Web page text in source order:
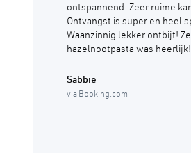
ontspannend. Zeer ruime
Ontvangst is super en heel
Waanzinnig lekker ontbijt!
hazelnootpasta was heerlijk!
Sabbie
via Booking.com